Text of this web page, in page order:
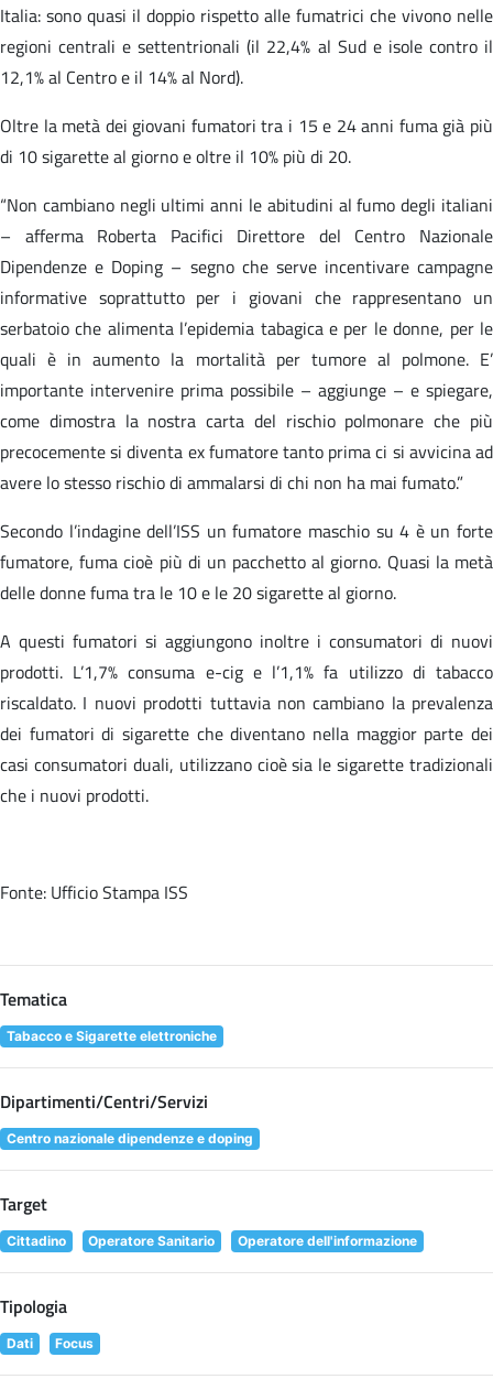
Italia: sono quasi il doppio rispetto alle fumatrici che vivono nelle
regioni centrali e settentrionali (il 22,4% al Sud e isole contro il
12,1% al Centro e il 14% al Nord).
Oltre la metà dei giovani fumatori tra i 15 e 24 anni fuma già più
di 10 sigarette al giorno e oltre il 10% più di 20.
“Non cambiano negli ultimi anni le abitudini al fumo degli italiani
– afferma Roberta Pacifici Direttore del Centro Nazionale
Dipendenze e Doping – segno che serve incentivare campagne
informative soprattutto per i giovani che rappresentano un
serbatoio che alimenta l’epidemia tabagica e per le donne, per le
quali è in aumento la mortalità per tumore al polmone. E’
importante intervenire prima possibile – aggiunge – e spiegare,
come dimostra la nostra carta del rischio polmonare che più
precocemente si diventa ex fumatore tanto prima ci si avvicina ad
avere lo stesso rischio di ammalarsi di chi non ha mai fumato.”
Secondo l’indagine dell’ISS un fumatore maschio su 4 è un forte
fumatore, fuma cioè più di un pacchetto al giorno. Quasi la metà
delle donne fuma tra le 10 e le 20 sigarette al giorno.
A questi fumatori si aggiungono inoltre i consumatori di nuovi
prodotti. L’1,7% consuma e-cig e l’1,1% fa utilizzo di tabacco
riscaldato. I nuovi prodotti tuttavia non cambiano la prevalenza
dei fumatori di sigarette che diventano nella maggior parte dei
casi consumatori duali, utilizzano cioè sia le sigarette tradizionali
che i nuovi prodotti.
Fonte: Ufficio Stampa ISS
Tematica
Tabacco e Sigarette elettroniche
Dipartimenti/Centri/Servizi
Centro nazionale dipendenze e doping
Target
Cittadino Operatore Sanitario Operatore dell'informazione
Tipologia
Dati Focus